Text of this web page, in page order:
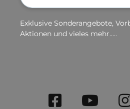
Exklusive Sonderangebote,
Aktionen und vieles mehr.....